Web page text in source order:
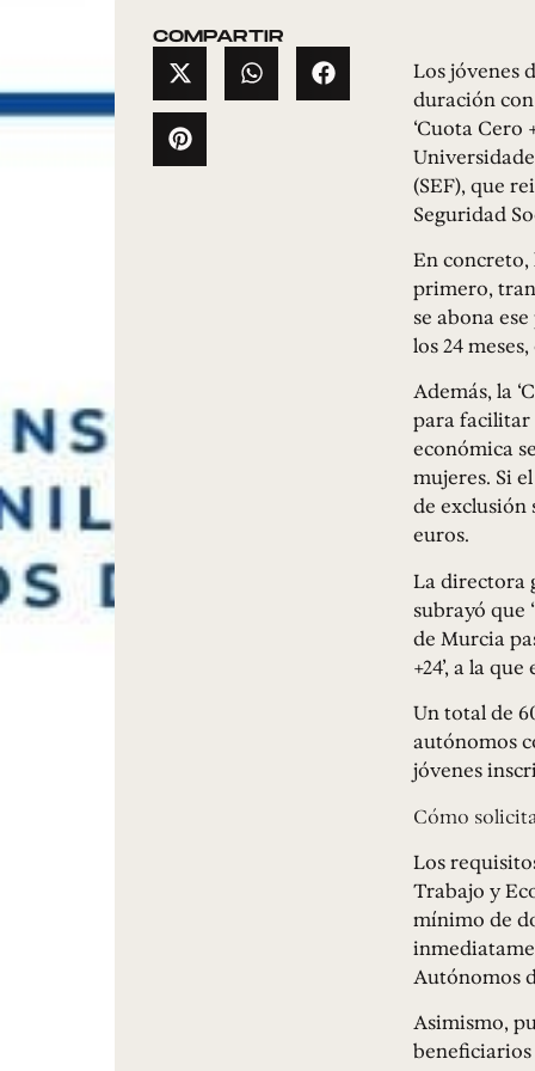
COMPARTIR
Los jóvenes
duración
‘Cuota Cero
(SEF), que
Seguridad
En concreto,
primero,
se abona
los 24
Además, la
para facilitar
económica
mujeres. Si
de exclusión
euros.
La directora
subrayó que
de Murcia
+24’, a la
Un total de
autónomos
jóvenes
Cómo
Los
Trabajo y
mínimo de
Autónomos
Asimismo,